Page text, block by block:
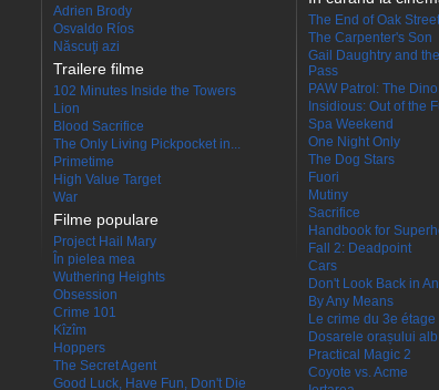
Adrien Brody
Osvaldo Ríos
Născuţi azi
Trailere filme
102 Minutes Inside the Towers
Lion
Blood Sacrifice
The Only Living Pickpocket in...
Primetime
High Value Target
War
Filme populare
Project Hail Mary
În pielea mea
Wuthering Heights
Obsession
Crime 101
Kîzîm
Hoppers
The Secret Agent
Good Luck, Have Fun, Don't Die
The End of Oak Street
The Carpenter's Son
Gail Daughtry and
Pass
PAW Patrol: The
Insidious: Out of the
Spa Weekend
One Night Only
The Dog Stars
Fuori
Mutiny
Sacrifice
Handbook for
Fall 2: Deadpoint
Cars
Don't Look Back in
By Any Means
Le crime du 3e étage
Dosarele orașului alb
Practical Magic 2
Coyote vs. Acme